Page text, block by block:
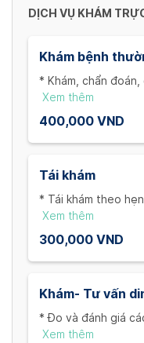
DỊCH VỤ KHÁM
Khám bệnh
* Khám, chẩn
**Thời gian : 20-
quyết xong các vấn
Xem thêm
400,000 VND
Tái khám
* Tái khám theo
bệnh diễn biến
tiên)
Xem thêm
300,000 VND
Khám- Tư vấn
* Đo và đánh giá
đầu, BMI, nặng/
Xem thêm